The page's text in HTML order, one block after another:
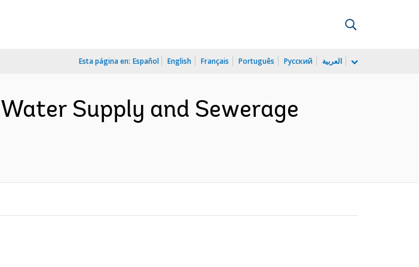
Esta página en: Español English Français Português Русский العربية
Supply and Sewerage